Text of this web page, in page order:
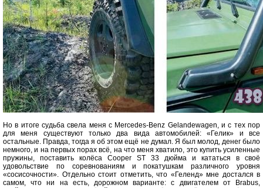
Но в итоге судьба свела меня с Mercedes-Benz Gelandewagen, и с тех пор
для меня существуют только два вида автомобилей: «Гелик» и все
остальные. Правда, тогда я об этом ещё не думал. Я был молод, денег было
немного, и на первых порах всё, на что меня хватило, это купить усиленные
пружины, поставить колёса Cooper ST 33 дюйма и кататься в своё
удовольствие по соревнованиям и покатушкам различного уровня
«сосисочности». Отдельно стоит отметить, что «Геленд» мне достался в
самом, что ни на есть, дорожном варианте: с двигателем от Brabus,